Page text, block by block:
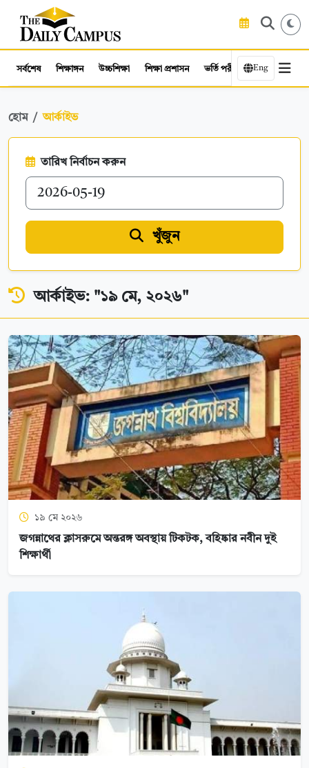
সর্বশেষ শিক্ষাঙ্গন উচ্চশিক্ষা শিক্ষা প্রশাসন ভর্তি পরীক্ষা কর্মসংস্থান
Eng
হোম আর্কাইভ
তারিখ নির্বাচন করুন
খুঁজুন
আর্কাইভ: "১৯ মে, ২০২৬"
১৯ মে ২০২৬
জগন্নাথের ক্লাসরুমে অন্তরঙ্গ অবস্থায় টিকটক, বহিষ্কার নবীন দুই
শিক্ষার্থী